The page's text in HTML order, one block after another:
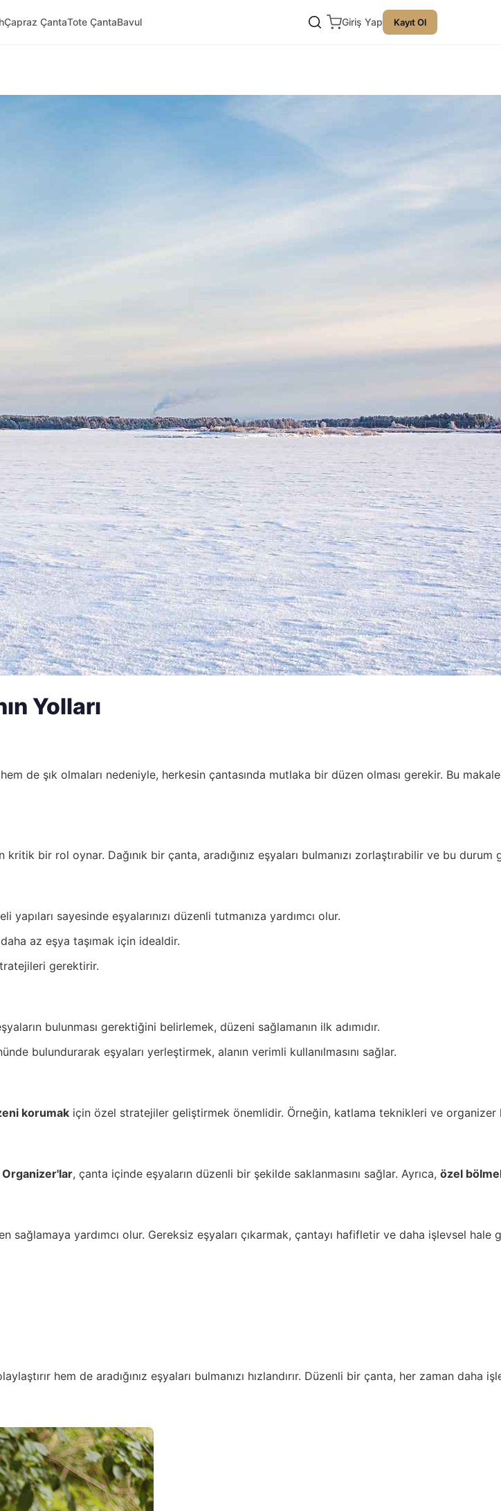
Çapraz ÇantaTote ÇantaBavul Giriş Yap Kayıt Ol
Yolları
de şık olmaları nedeniyle, herkesin çantasında mutlaka bir düzen olması gerekir. Bu
kritik bir rol oynar. Dağınık bir çanta, aradığınız eşyaları bulmanızı zorlaştırabilir ve bu
sayesinde eşyalarınızı düzenli tutmanıza yardımcı olur.
az eşya taşımak için idealdir.
gerektirir.
bulunması gerektiğini belirlemek, düzeni sağlamanın ilk adımıdır.
bulundurarak eşyaları yerleştirmek, alanın verimli kullanılmasını sağlar.
korumak için özel stratejiler geliştirmek önemlidir. Örneğin, katlama teknikleri ve organizer
Organizer'lar, çanta içinde eşyaların düzenli bir şekilde saklanmasını sağlar. Ayrıca, özel
sağlamaya yardımcı olur. Gereksiz eşyaları çıkarmak, çantayı hafifletir ve daha işlevsel hale
hem de aradığınız eşyaları bulmanızı hızlandırır. Düzenli bir çanta, her zaman daha